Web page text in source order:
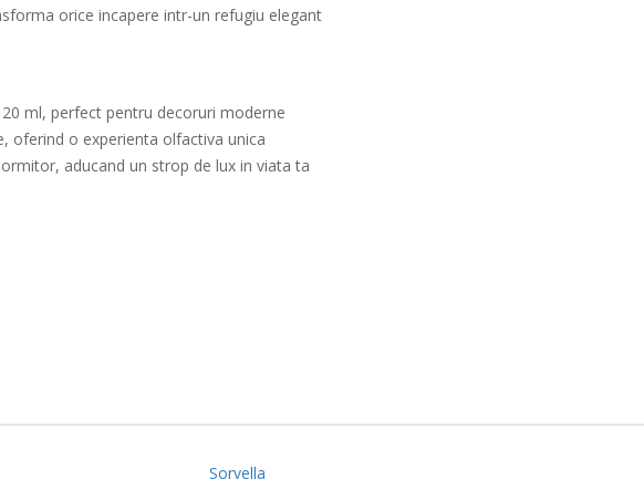
orice incapere intr-un refugiu elegant
ml, perfect pentru decoruri moderne
oferind o experienta olfactiva unica
aducand un strop de lux in viata ta
Sorvella